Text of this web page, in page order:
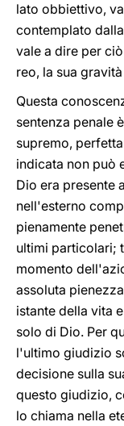
lato obbiettivo,
contemplato
vale a dire per
reo, la sua
Questa
sentenza penale
supremo,
indicata non può
Dio era presente
nell'esterno
pienamente
ultimi particolari;
momento
assoluta
istante della vita
solo di Dio. Per
l'ultimo giudizio
decisione sulla
questo giudizio,
lo chiama nella